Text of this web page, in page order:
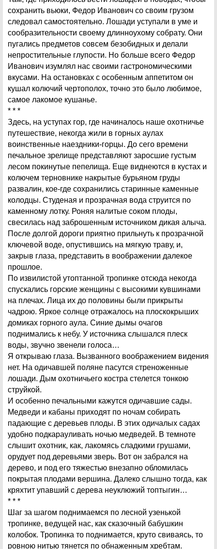
сохранить вьюки, Федор Иванович со своим грузом
следовал самостоятельно. Лошади уступали в уме и
сообразительности своему длинноухому собрату. Они
пугались предметов совсем безобидных и делали
непростительные глупости. Но больше всего Федор
Иванович изумлял нас своими гастрономическими
вкусами. На остановках с особенным аппетитом он
кушал колючий чертополох, точно это было любимое,
самое лакомое кушанье.
* * *
Здесь, на уступах гор, где начиналось наше охотничье
путешествие, некогда жили в горных аулах
воинственные наездники-горцы. До сего времени
печальное зрелище представляют заросшие густым
лесом покинутые пепелища. Еще виднеются в кустах и
колючем терновнике накрытые бурьяном груды
развалин, кое-где сохранились старинные каменные
колодцы. Студеная и прозрачная вода струится по
каменному лотку. Роняя налитые соком плоды,
свесилась над заброшенным источником дикая алыча.
После долгой дороги приятно прильнуть к прозрачной
ключевой воде, опустившись на мягкую траву, и,
закрыв глаза, представить в воображении далекое
прошлое.
По извилистой утоптанной тропинке отсюда некогда
спускались горские женщины с высокими кувшинами
на плечах. Лица их до половины были прикрыты
чадрою. Яркое солнце отражалось на плоскокрыших
домиках горного аула. Синие дымы очагов
поднимались к небу. У источника слышался плеск
воды, звучно звенели голоса…
Я открываю глаза. Вызванного воображением видения
нет. На одичавшей поляне пасутся стреноженные
лошади. Дым охотничьего костра стелется тонкою
струйкой.
И особенно печальными кажутся одичавшие сады.
Медведи и кабаны приходят по ночам собирать
падающие с деревьев плоды. В этих одичалых садах
удобно подкарауливать ночью медведей. В темноте
слышит охотник, как, лакомясь сладкими грушами,
орудует под деревьями зверь. Вот он забрался на
дерево, и под его тяжестью внезапно обломилась
покрытая плодами вершина. Далеко слышно тогда, как
кряхтит упавший с дерева неуклюжий топтыгин…
* * *
Шаг за шагом поднимаемся по лесной узенькой
тропинке, ведущей нас, как сказочный бабушкин
колобок. Тропинка то поднимается, круто свиваясь, то
ровною нитью тянется по обнаженным хребтам.